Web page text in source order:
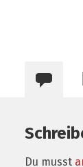
Du musst